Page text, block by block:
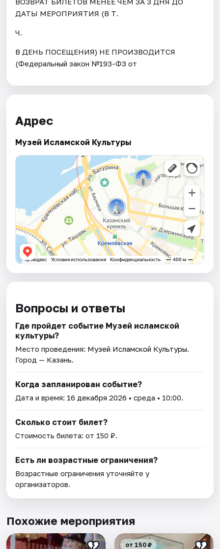
ДАТЫ МЕРОПРИЯТИЯ (В Т.
Ч.
В ДЕНЬ ПОСЕЩЕНИЯ) НЕ ПРОИЗВОДИТСЯ
(Федеральный закон №193-ФЗ от
Адрес
Музей Исламской Культуры
Вопросы и ответы
Где пройдет событие Музей исламской
культуры?
Место проведения: Музей Исламской Культуры.
Город — Казань.
Когда запланирован событие?
Дата и время: 16 декабря 2026 • среда • 10:00.
Сколько стоит билет?
Стоимость билета: от 150 ₽.
Есть ли возрастные ограничения?
Возрастные ограничения уточняйте у
организаторов.
Похожие мероприятия
от 150 ₽